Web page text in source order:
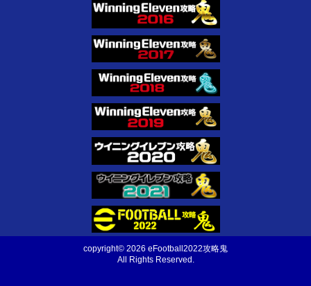
copyright© 2026 eFootball2022攻略鬼
All Rights Reserved.